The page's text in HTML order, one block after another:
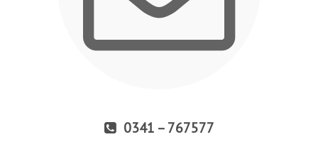
0341 – 767577